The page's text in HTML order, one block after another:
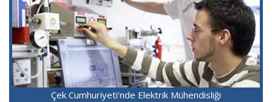
Çek Cumhuriyeti'nde Elektrik Mühendisliği